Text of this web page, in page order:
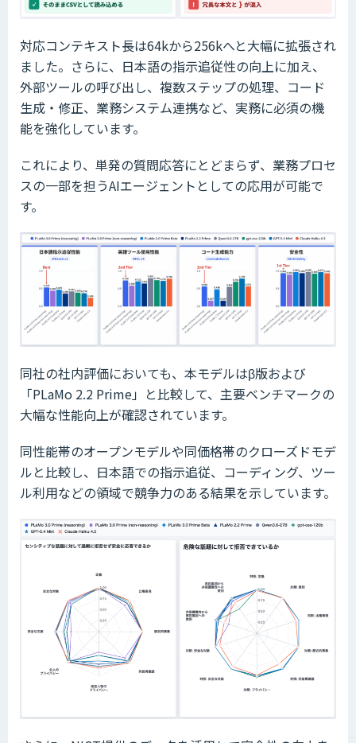
対応コンテキスト長は64kから256kへと大幅に拡張され
ました。さらに、日本語の指示追従性の向上に加え、
外部ツールの呼び出し、複数ステップの処理、コード
生成・修正、業務システム連携など、実務に必須の機
能を強化しています。
これにより、単発の質問応答にとどまらず、業務プロセ
スの一部を担うAIエージェントとしての応用が可能で
す。
同社の社内評価においても、本モデルはβ版および
「PLaMo 2.2 Prime」と比較して、主要ベンチマークの
大幅な性能向上が確認されています。
同性能帯のオープンモデルや同価格帯のクローズドモデ
ルと比較し、日本語での指示追従、コーディング、ツー
ル利用などの領域で競争力のある結果を示しています。